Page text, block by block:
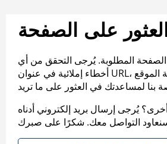
على الصفحة
الصفحة المطلوبة. يُرجى التحقق من أي
أخطاء إملائية في عنوان URL، أو عرض خريطة الموقع
يُرجى إرسال بريد إلكتروني أدناه